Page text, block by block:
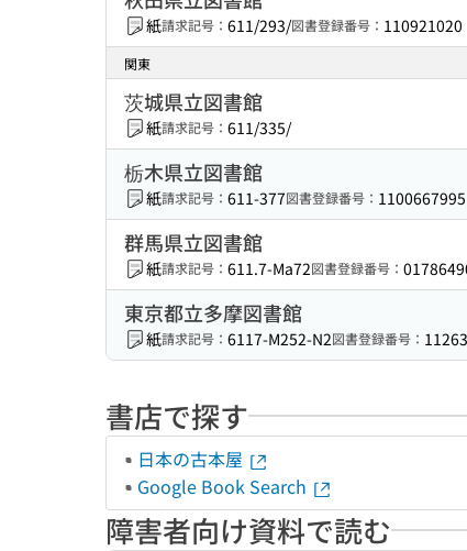
紙請求記号： 611/293/図書登録番号： 110921020
関東
茨城県立図書館
紙請求記号： 611/335/
栃木県立図書館
紙請求記号： 611-377図書登録番号： 1100667995
群馬県立図書館
紙請求記号： 611.7-Ma72図書登録番号：
東京都立多摩図書館
紙請求記号： 6117-M252-N2図書登録番号：
書店で探す
日本の古本屋
Google Book Search
障害者向け資料で読む